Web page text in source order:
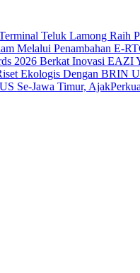
Teluk Lamong
Melalui Penambahan E-
2026 Berkat Inovasi EAZI
Ekologis Dengan BRIN
Se-Jawa Timur,